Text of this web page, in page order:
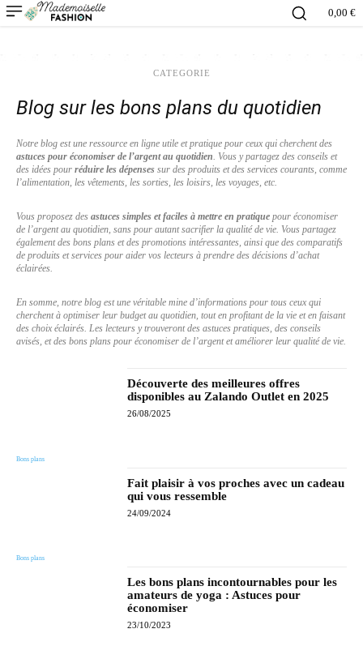
0,00 €
CATEGORIE
Blog sur les bons plans du quotidien
Notre blog est une ressource en ligne utile et pratique pour ceux qui cherchent des
astuces pour économiser de l’argent au quotidien. Vous y partagez des conseils et
des idées pour réduire les dépenses sur des produits et des services courants, comme
l’alimentation, les vêtements, les sorties, les loisirs, les voyages, etc.
Vous proposez des astuces simples et faciles à mettre en pratique pour économiser
de l’argent au quotidien, sans pour autant sacrifier la qualité de vie. Vous partagez
également des bons plans et des promotions intéressantes, ainsi que des comparatifs
de produits et services pour aider vos lecteurs à prendre des décisions d’achat
éclairées.
En somme, notre blog est une véritable mine d’informations pour tous ceux qui
cherchent à optimiser leur budget au quotidien, tout en profitant de la vie et en faisant
des choix éclairés. Les lecteurs y trouveront des astuces pratiques, des conseils
avisés, et des bons plans pour économiser de l’argent et améliorer leur qualité de vie.
Bons plans
Découverte des meilleures offres
disponibles au Zalando Outlet en 2025
26/08/2025
Bons plans
Fait plaisir à vos proches avec un cadeau
qui vous ressemble
24/09/2024
Les bons plans incontournables pour les
amateurs de yoga : Astuces pour
économiser
23/10/2023